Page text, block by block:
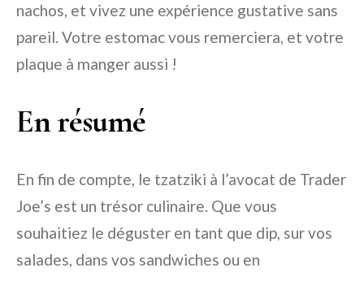
nachos, et vivez une expérience gustative sans
pareil. Votre estomac vous remerciera, et votre
plaque à manger aussi !
En résumé
En fin de compte, le tzatziki à l’avocat de Trader
Joe’s est un trésor culinaire. Que vous
souhaitiez le déguster en tant que dip, sur vos
salades, dans vos sandwiches ou en